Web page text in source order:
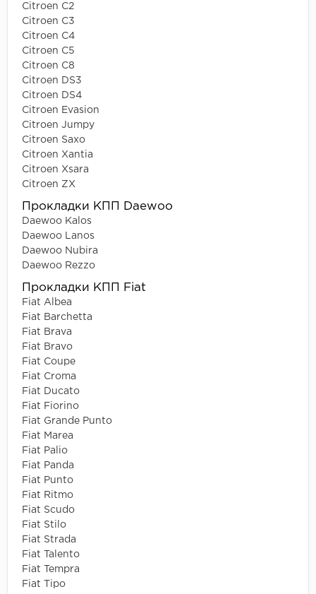
Citroen C2
Citroen C3
Citroen C4
Citroen C5
Citroen C8
Citroen DS3
Citroen DS4
Citroen Evasion
Citroen Jumpy
Citroen Saxo
Citroen Xantia
Citroen Xsara
Citroen ZX
Прокладки КПП Daewoo
Daewoo Kalos
Daewoo Lanos
Daewoo Nubira
Daewoo Rezzo
Прокладки КПП Fiat
Fiat Albea
Fiat Barchetta
Fiat Brava
Fiat Bravo
Fiat Coupe
Fiat Croma
Fiat Ducato
Fiat Fiorino
Fiat Grande Punto
Fiat Marea
Fiat Palio
Fiat Panda
Fiat Punto
Fiat Ritmo
Fiat Scudo
Fiat Stilo
Fiat Strada
Fiat Talento
Fiat Tempra
Fiat Tipo